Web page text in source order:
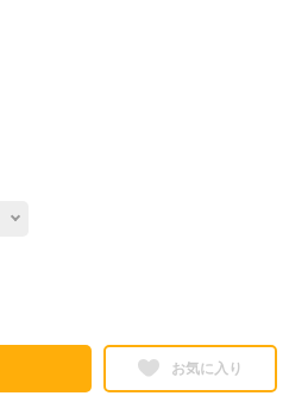
お気に入り